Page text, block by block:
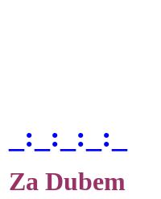
_:_:_:_:_
Za Dubem